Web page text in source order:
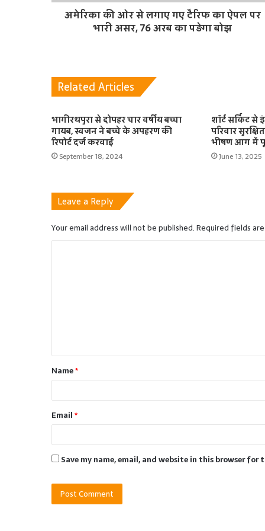
अमेरिका की ओर से लगाए गए टैरिफ का ऐपल पर
भारी असर, 76 अरब का पड़ेगा बोझ
Related Articles
भागीरथपुरा से दोपहर चार वर्षीय बच्चा
गायब, स्वजन ने बच्चे के अपहरण की
रिपोर्ट दर्ज करवाई
September 18, 2024
शॉर्ट सर्किट
परिवार
भीषण आग में
June 13, 2025
Leave a Reply
Your email address will not be published.Required fields
t
*Name*
Email*
Save my name, email, and website in this browser